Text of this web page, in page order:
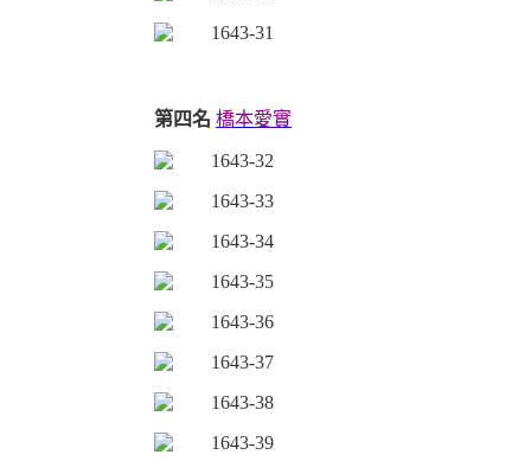
第四名 橋本愛實